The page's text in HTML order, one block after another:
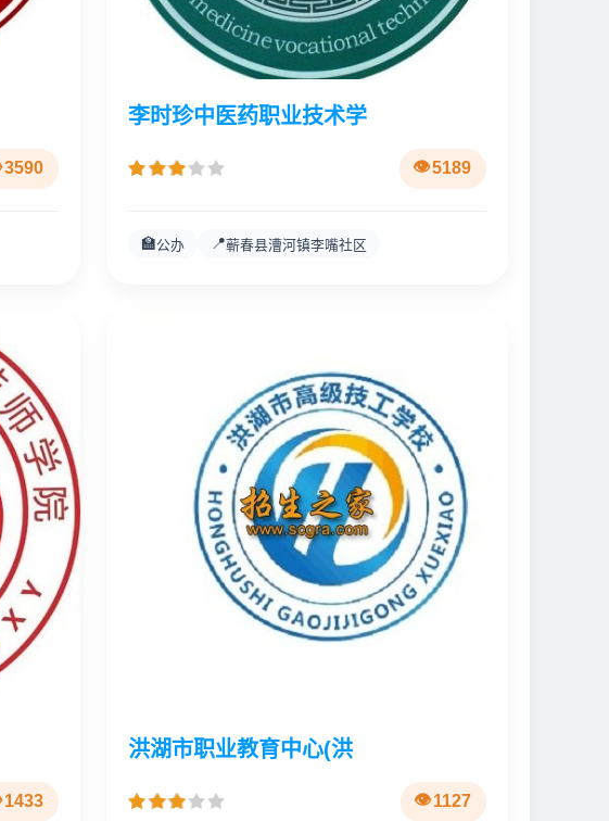
3590
李时珍中医药职业技术学
5189
🏫公办 📍蕲春县漕河镇李嘴社区
1433
洪湖市职业教育中心(洪
1127